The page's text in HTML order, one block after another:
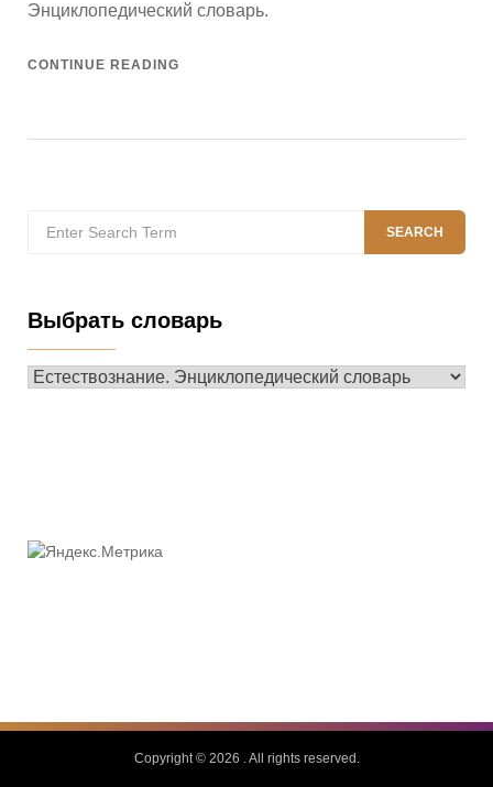
Энциклопедический словарь.
CONTINUE READING
for:
SEARCH
Выбрать словарь
Выбрать
Copyright © 2026 . All rights reserved.